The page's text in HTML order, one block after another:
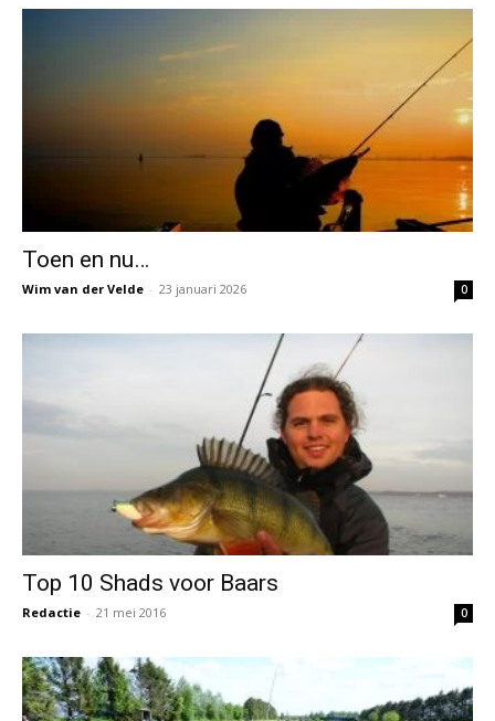
Toen en nu…
Wim van der Velde - 23 januari 2026 0
Top 10 Shads voor Baars
Redactie - 21 mei 2016 0